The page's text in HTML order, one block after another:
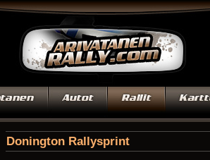
Donington Rallysprint